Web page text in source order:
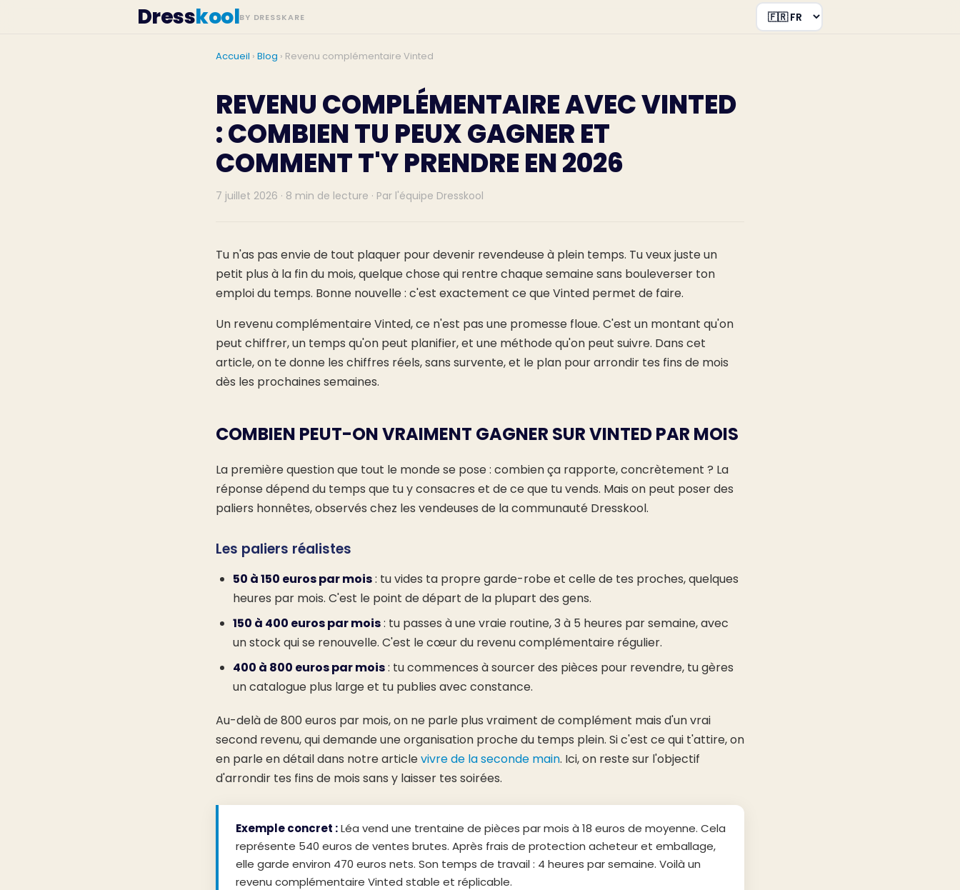
DresskoolBY DRESSKARE
Accueil › Blog › Revenu complémentaire Vinted
REVENU COMPLÉMENTAIRE AVEC VINTED
: COMBIEN TU PEUX GAGNER ET
COMMENT T'Y PRENDRE EN 2026
7 juillet 2026 · 8 min de lecture · Par l'équipe Dresskool
Tu n'as pas envie de tout plaquer pour devenir revendeuse à plein temps. Tu veux juste un
petit plus à la fin du mois, quelque chose qui rentre chaque semaine sans bouleverser ton
emploi du temps. Bonne nouvelle : c'est exactement ce que Vinted permet de faire.
Un revenu complémentaire Vinted, ce n'est pas une promesse floue. C'est un montant qu'on
peut chiffrer, un temps qu'on peut planifier, et une méthode qu'on peut suivre. Dans cet
article, on te donne les chiffres réels, sans survente, et le plan pour arrondir tes fins de mois
dès les prochaines semaines.
COMBIEN PEUT-ON VRAIMENT GAGNER SUR VINTED PAR MOIS
La première question que tout le monde se pose : combien ça rapporte, concrètement ? La
réponse dépend du temps que tu y consacres et de ce que tu vends. Mais on peut poser des
paliers honnêtes, observés chez les vendeuses de la communauté Dresskool.
Les paliers réalistes
50 à 150 euros par mois: tu vides ta propre garde-robe et celle de tes proches, quelques
heures par mois. C'est le point de départ de la plupart des gens.
150 à 400 euros par mois: tu passes à une vraie routine, 3 à 5 heures par semaine, avec
un stock qui se renouvelle. C'est le cœur du revenu complémentaire régulier.
400 à 800 euros par mois: tu commences à sourcer des pièces pour revendre, tu gères
un catalogue plus large et tu publies avec constance.
Au-delà de 800 euros par mois, on ne parle plus vraiment de complément mais d'un vrai
second revenu, qui demande une organisation proche du temps plein. Si c'est ce qui t'attire, on
en parle en détail dans notre articlevivre de la seconde main. Ici, on reste sur l'objectif
d'arrondir tes fins de mois sans y laisser tes soirées.
Exemple concret :Léa vend une trentaine de pièces par mois à 18 euros de moyenne. Cela
représente 540 euros de ventes brutes. Après frais de protection acheteur et emballage,
elle garde environ 470 euros nets. Son temps de travail : 4 heures par semaine. Voilà un
revenu complémentaire Vinted stable et réplicable.